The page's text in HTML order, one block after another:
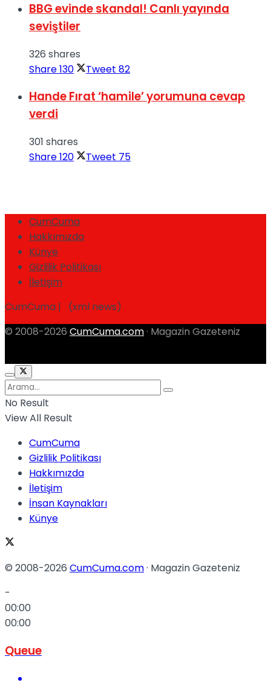
BBG evinde skandal! Canlı yayında
seviştiler
326 shares
Share130 Tweet 82
Hande Fırat ‘hamile’ yorumuna cevap
verdi
301 shares
Share120 Tweet 75
CumCuma
Hakkımızda
Künye
Gizlilik Politikası
İletişim
CumCuma | (xml news)
© 2008-2026 CumCuma.com · Magazin Gazeteniz
No Result
View All Result
CumCuma
Gizlilik Politikası
Hakkımızda
İletişim
İnsan Kaynakları
Künye
© 2008-2026 CumCuma.com· Magazin Gazeteniz
-
00:00
00:00
Queue